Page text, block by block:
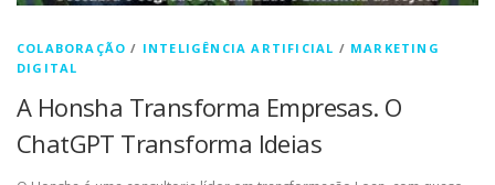
COLABORAÇÃO / INTELIGÊNCIA ARTIFICIAL / MARKETING
DIGITAL
A Honsha Transforma Empresas. O
ChatGPT Transforma Ideias